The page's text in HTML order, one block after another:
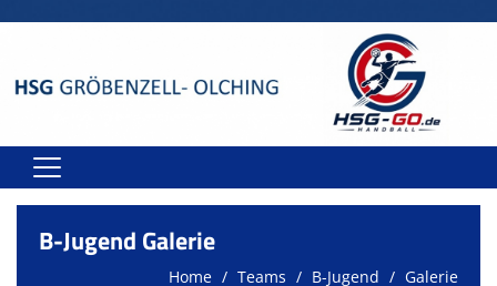
Home
Teams
B-Jugend Galerie
Home Teams B-Jugend Galerie